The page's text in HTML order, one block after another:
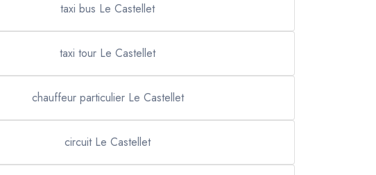
taxi bus Le Castellet
taxi tour Le Castellet
chauffeur particulier Le Castellet
circuit Le Castellet